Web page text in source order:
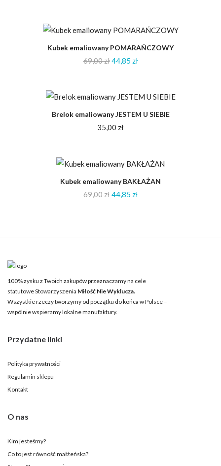
Kubek emaliowany POMARAŃCZOWY
69,00zł44,85 zł
Brelok emaliowany JESTEM U SIEBIE
35,00 zł
Kubek emaliowany BAKŁAŻAN
69,00zł44,85 zł
100% zysku z Twoich zakupów przeznaczamy na cele
statutowe Stowarzyszenia Miłość Nie Wyklucza.
Wszystkie rzeczy tworzymy od początku do końca w Polsce –
wspólnie wspieramy lokalne manufaktury.
Przydatne linki
Polityka prywatności
Regulamin sklepu
Kontakt
O nas
Kim jesteśmy?
Co to jest równość małżeńska?